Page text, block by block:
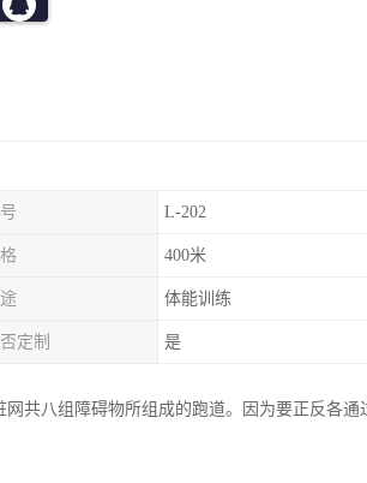
L-202
400米
体能训练
定制 是
共八组障碍物所组成的跑道。因为要正反各通